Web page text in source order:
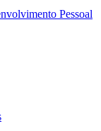
Pessoal